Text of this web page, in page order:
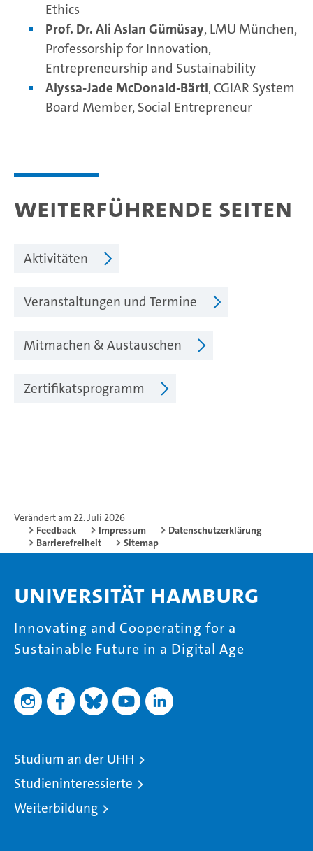
Ethics
Prof. Dr. Ali Aslan Gümüsay, LMU München,
Professorship for Innovation,
Entrepreneurship and Sustainability
Alyssa-Jade McDonald-Bärtl, CGIAR System
Board Member, Social Entrepreneur
Weiterführende Seiten
Aktivitäten
Veranstaltungen und Termine
Mitmachen & Austauschen
Zertifikatsprogramm
Verändert am 22. Juli 2026
Feedback
Impressum
Datenschutzerklärung
Barrierefreiheit
Sitemap
Universität Hamburg
Innovating and Cooperating for a
Sustainable Future in a Digital Age
Studium an der UHH
Studieninteressierte
Weiterbildung